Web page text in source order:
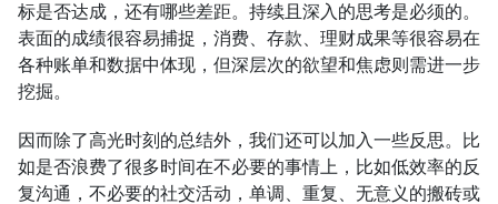
标是否达成，还有哪些差距。持续且深入的思考是必须的。
表面的成绩很容易捕捉，消费、存款、理财成果等很容易在
各种账单和数据中体现，但深层次的欲望和焦虑则需进一步
挖掘。
因而除了高光时刻的总结外，我们还可以加入一些反思。比
如是否浪费了很多时间在不必要的事情上，比如低效率的反
复沟通，不必要的社交活动，单调、重复、无意义的搬砖或